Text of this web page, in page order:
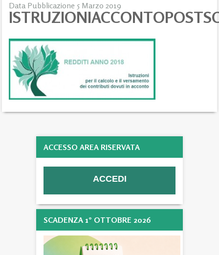
Data Pubblicazione 5 Marzo 2019
ACCESSO AREA RISERVATA
SCADENZA 1° OTTOBRE 2026